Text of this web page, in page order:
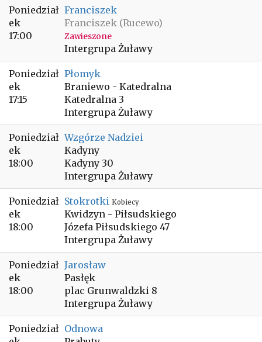
Poniedział
ek
17:00
Franciszek
Franciszek (Rucewo)
Zawieszone
Intergrupa Żuławy
Poniedział
ek
17:15
Płomyk
Braniewo - Katedralna
Katedralna 3
Intergrupa Żuławy
Poniedział
ek
18:00
Wzgórze Nadziei
Kadyny
Kadyny 30
Intergrupa Żuławy
Poniedział
ek
18:00
Stokrotki Kobiecy
Kwidzyn - Piłsudskiego
Józefa Piłsudskiego 47
Intergrupa Żuławy
Poniedział
ek
18:00
Jarosław
Pasłęk
plac Grunwaldzki 8
Intergrupa Żuławy
Poniedział Odnowa